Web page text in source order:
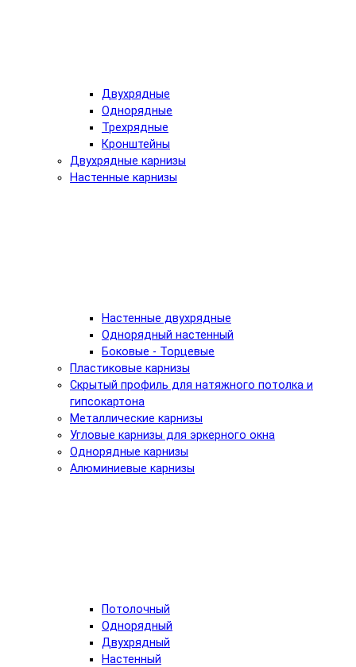
Двухрядные
Однорядные
Трехрядные
Кронштейны
Двухрядные карнизы
Настенные карнизы
Настенные двухрядные
Однорядный настенный
Боковые - Торцевые
Пластиковые карнизы
Скрытый профиль для натяжного потолка и
гипсокартона
Металлические карнизы
Угловые карнизы для эркерного окна
Однорядные карнизы
Алюминиевые карнизы
Потолочный
Однорядный
Двухрядный
Настенный